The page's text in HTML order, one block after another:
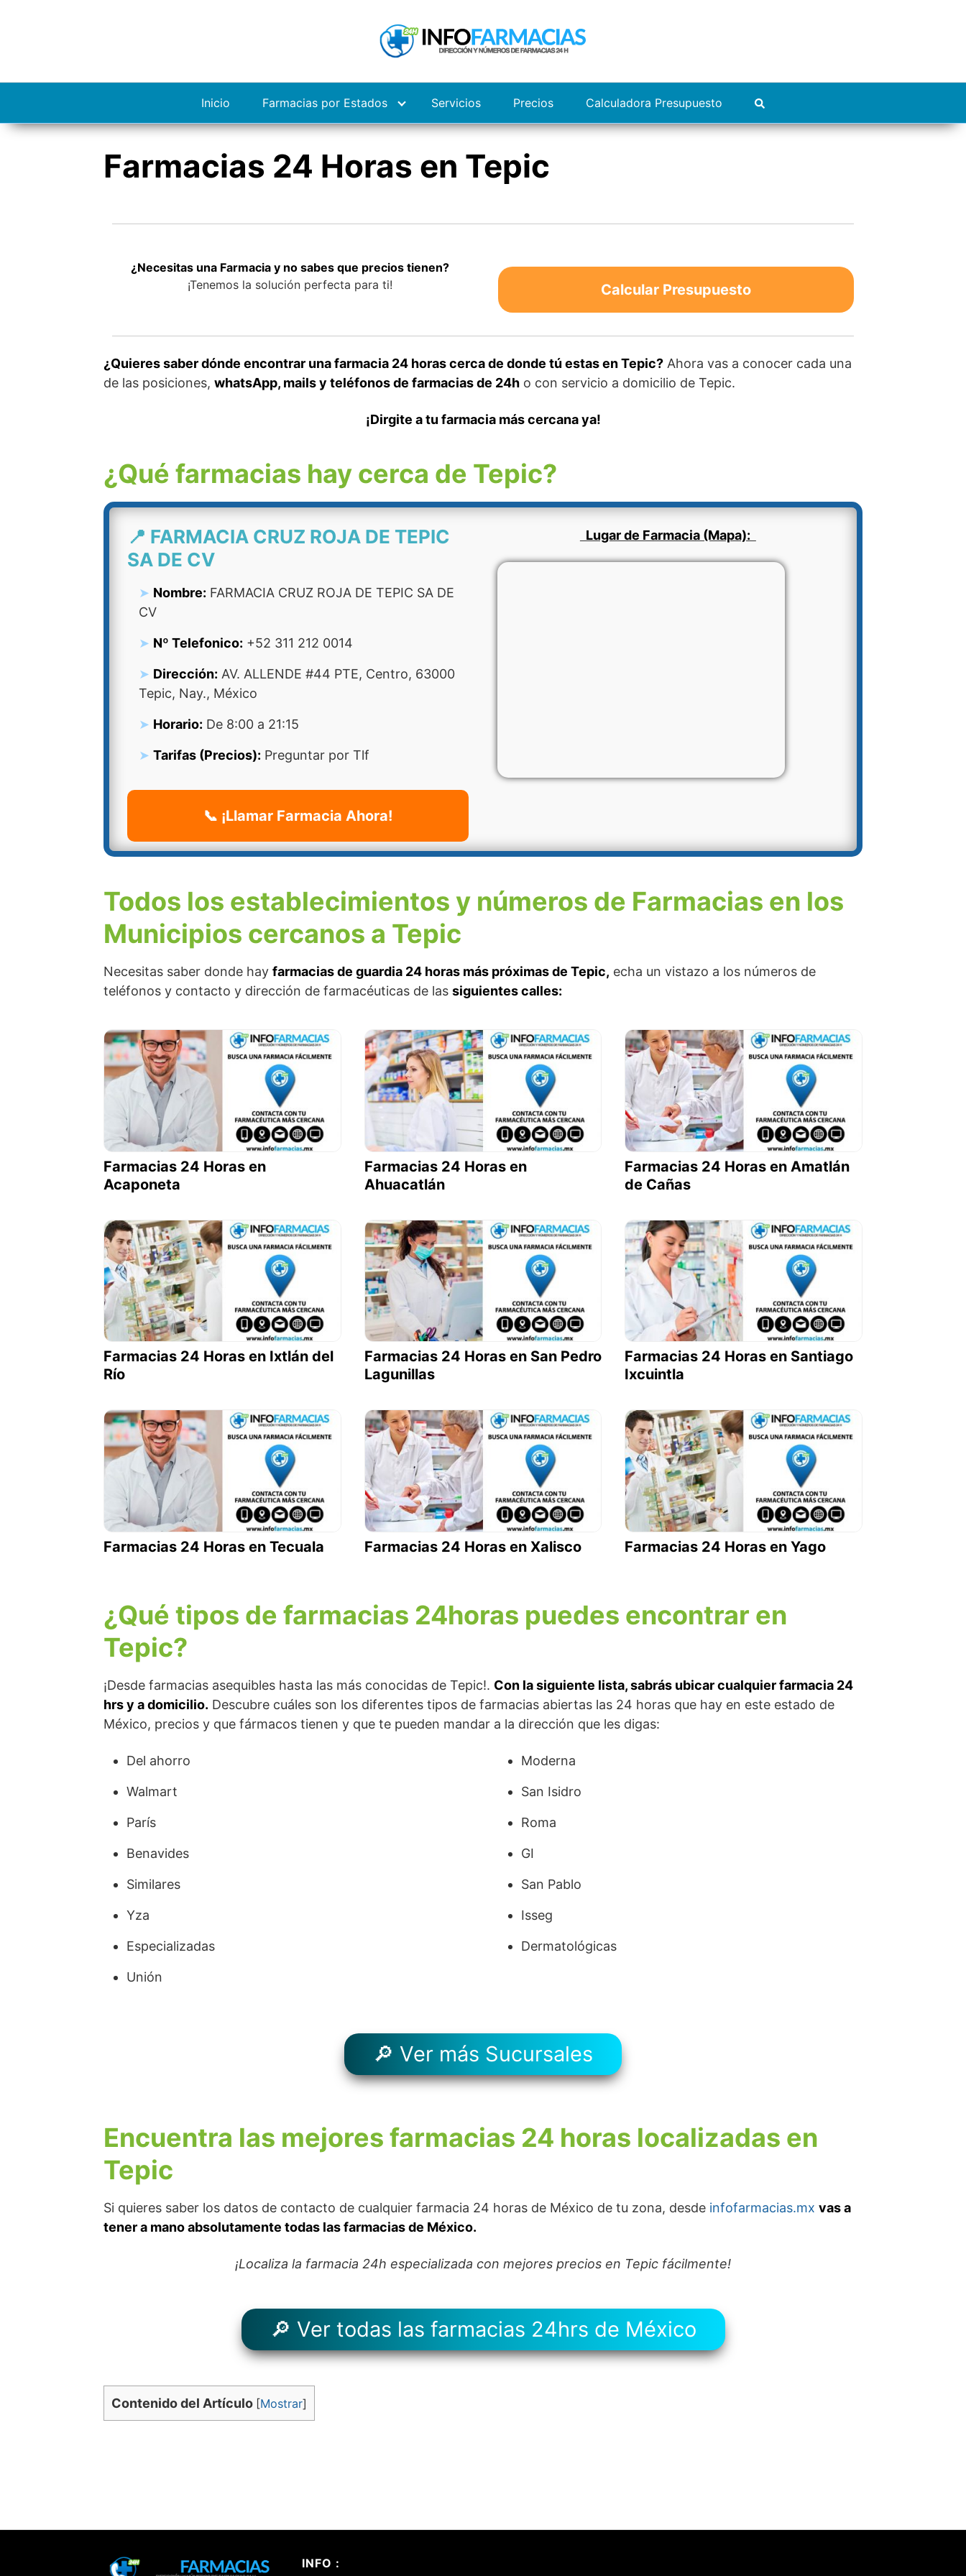
Inicio Farmacias por Estados Servicios Precios Calculadora Presupuesto
Farmacias 24 Horas en Tepic
¿Necesitas una Farmacia y no sabes que precios tienen?
¡Tenemos la solución perfecta para ti!
Calcular Presupuesto
¿Quieres saber dónde encontrar una farmacia 24 horas cerca de donde tú estas en Tepic? Ahora vas a conocer cada una
de las posiciones, whatsApp, mails y teléfonos de farmacias de 24h o con servicio a domicilio de Tepic.
¡Dirgite a tu farmacia más cercana ya!
¿Qué farmacias hay cerca de Tepic?
📍 FARMACIA CRUZ ROJA DE TEPIC
SA DE CV
Nombre: FARMACIA CRUZ ROJA DE TEPIC SA DE
CV
Nº Telefonico: +52 311 212 0014
Dirección: AV. ALLENDE #44 PTE, Centro, 63000
Tepic, Nay., México
Horario: De 8:00 a 21:15
Tarifas (Precios): Preguntar por Tlf
📞 ¡Llamar Farmacia Ahora!
Lugar de Farmacia (Mapa):
Todos los establecimientos y números de Farmacias en los
Municipios cercanos a Tepic
Necesitas saber donde hay farmacias de guardia 24 horas más próximas de Tepic, echa un vistazo a los números de
teléfonos y contacto y dirección de farmacéuticas de las siguientes calles:
Farmacias 24 Horas en
Acaponeta
Farmacias 24 Horas en
Ahuacatlán
Farmacias 24 Horas en Amatlán
de Cañas
Farmacias 24 Horas en Ixtlán del
Río
Farmacias 24 Horas en San Pedro
Lagunillas
Farmacias 24 Horas en Santiago
Ixcuintla
Farmacias 24 Horas en Tecuala Farmacias 24 Horas en Xalisco Farmacias 24 Horas en Yago
¿Qué tipos de farmacias 24horas puedes encontrar en
Tepic?
¡Desde farmacias asequibles hasta las más conocidas de Tepic!. Con la siguiente lista, sabrás ubicar cualquier farmacia 24
hrs y a domicilio. Descubre cuáles son los diferentes tipos de farmacias abiertas las 24 horas que hay en este estado de
México, precios y que fármacos tienen y que te pueden mandar a la dirección que les digas:
Del ahorro
Walmart
París
Benavides
Similares
Yza
Especializadas
Unión
Moderna
San Isidro
Roma
GI
San Pablo
Isseg
Dermatológicas
🔎 Ver más Sucursales
Encuentra las mejores farmacias 24 horas localizadas en
Tepic
Si quieres saber los datos de contacto de cualquier farmacia 24 horas de México de tu zona, desde infofarmacias.mx vas a
tener a mano absolutamente todas las farmacias de México.
¡Localiza la farmacia 24h especializada con mejores precios en Tepic fácilmente!
🔎 Ver todas las farmacias 24hrs de México
Contenido del Artículo [Mostrar]
INFO :